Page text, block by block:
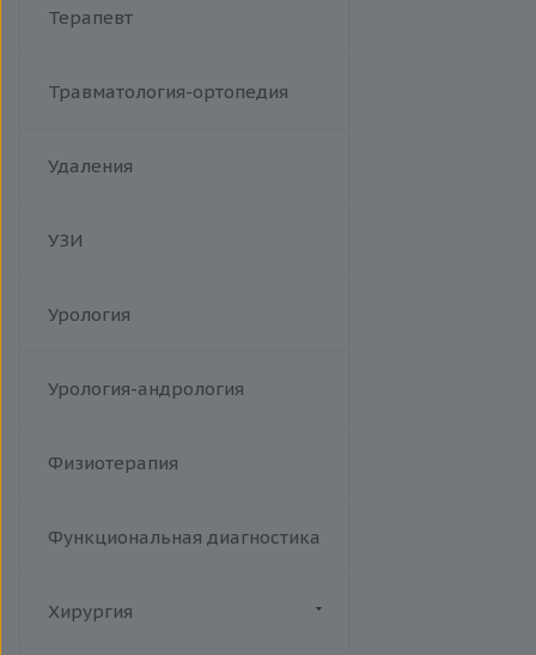
Терапевт
Травматология-ортопедия
Удаления
УЗИ
Урология
Урология-андрология
Физиотерапия
Функциональная диагностика
Хирургия